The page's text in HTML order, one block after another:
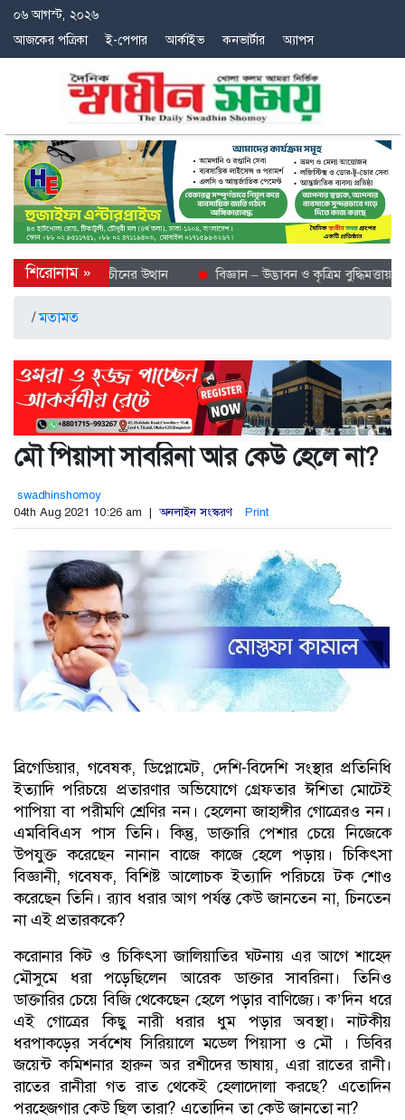
০৬ আগস্ট, ২০২৬
আজকের পত্রিকা
ই-পেপার আর্কাইভ কনভার্টার অ্যাপস
গন্তব্য হিসেবে চীনের উত্থান বিজ্ঞান – উদ্ভাবন ও কৃত্রিম বুদ্ধিমত্তায়
/মতামত
মৌ পিয়াসা সাবরিনা আর কেউ হেলে না?
swadhinshomoy
04th Aug 2021 10:26 am | অনলাইন সংস্করণ Print
ব্রিগেডিয়ার, গবেষক, ডিপ্লোমেট, দেশি-বিদেশি সংস্থার প্রতিনিধি
ইত্যাদি পরিচয়ে প্রতারণার অভিযোগে গ্রেফতার ঈশিতা মোটেই
পাপিয়া বা পরীমণি শ্রেণির নন। হেলেনা জাহাঙ্গীর গোত্রেরও নন।
এমবিবিএস পাস তিনি। কিন্তু, ডাক্তারি পেশার চেয়ে নিজেকে
উপযুক্ত করেছেন নানান বাজে কাজে হেলে পড়ায়। চিকিৎসা
বিজ্ঞানী, গবেষক, বিশিষ্ট আলোচক ইত্যাদি পরিচয়ে টক শোও
করেছেন তিনি। র‌্যাব ধরার আগ পর্যন্ত কেউ জানতেন না, চিনতেন
না এই প্রতারককে?
করোনার কিট ও চিকিৎসা জালিয়াতির ঘটনায় এর আগে শাহেদ
মৌসুমে ধরা পড়েছিলেন আরেক ডাক্তার সাবরিনা। তিনিও
ডাক্তারির চেয়ে বিজি থেকেছেন হেলে পড়ার বাণিজ্যে। ক’দিন ধরে
এই গোত্রের কিছু নারী ধরার ধুম পড়ার অবস্থা। নাটকীয়
ধরপাকড়ের সর্বশেষ সিরিয়ালে মডেল পিয়াসা ও মৌ । ডিবির
জয়েন্ট কমিশনার হারুন অর রশীদের ভাষায়, এরা রাতের রানী।
রাতের রানীরা গত রাত থেকেই হেলাদোলা করছে? এতোদিন
পরহেজগার কেউ ছিল তারা? এতোদিন তা কেউ জানতো না?